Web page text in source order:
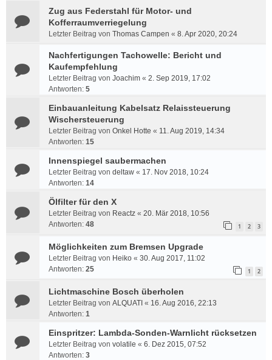
Zug aus Federstahl für Motor- und
Kofferraumverriegelung
Letzter Beitrag von Thomas Campen « 8. Apr 2020, 20:24
Nachfertigungen Tachowelle: Bericht und
Kaufempfehlung
Letzter Beitrag von Joachim « 2. Sep 2019, 17:02
Antworten: 5
Einbauanleitung Kabelsatz Relaissteuerung
Wischersteuerung
Letzter Beitrag von Onkel Hotte « 11. Aug 2019, 14:34
Antworten: 15
Innenspiegel saubermachen
Letzter Beitrag von deltaw « 17. Nov 2018, 10:24
Antworten: 14
Ölfilter für den X
Letzter Beitrag von Reactz « 20. Mär 2018, 10:56
Antworten: 48 1 2 3
Möglichkeiten zum Bremsen Upgrade
Letzter Beitrag von Heiko « 30. Aug 2017, 11:02
Antworten: 25 1 2
Lichtmaschine Bosch überholen
Letzter Beitrag von ALQUATI « 16. Aug 2016, 22:13
Antworten: 1
Einspritzer: Lambda-Sonden-Warnlicht rücksetzen
Letzter Beitrag von volatile « 6. Dez 2015, 07:52
Antworten: 3